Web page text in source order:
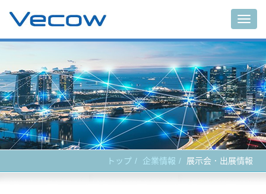
トップ 企業情報 展示会．出展情報